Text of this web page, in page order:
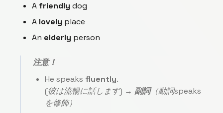
A friendly dog
A lovely place
An elderly person
注意！
He speaks fluently.
(彼は流暢に話します) → 副詞（動詞speaks
を修飾）